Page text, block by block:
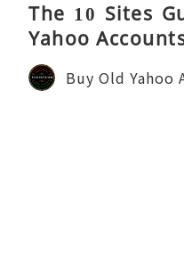
The 10 Sites
Yahoo
Buy Old Yahoo